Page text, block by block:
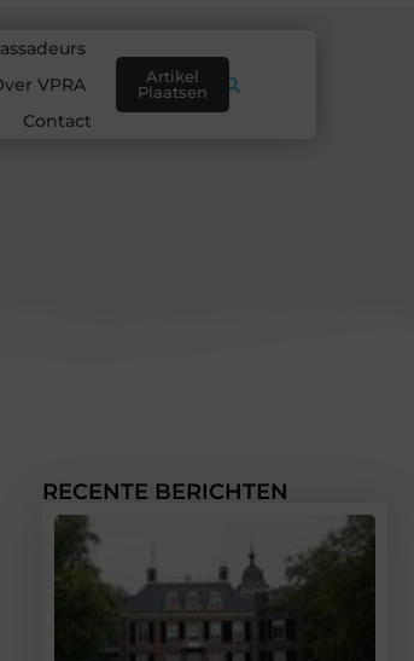
VPRA
Contact
Artikel
Plaatsen
RECENTE BERICHTEN